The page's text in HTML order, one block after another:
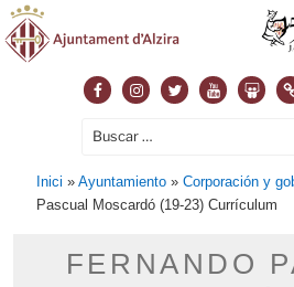
FacebookInstagram
TwitterYoutube
Buscar
Inici »Ayuntamiento »Corporación y
Pascual Moscardó (19-23) Currículum
FERNANDO